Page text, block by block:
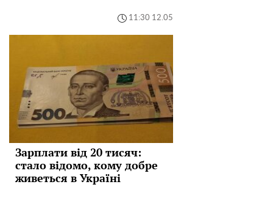
11:30 12.05
Зарплати від 20 тисяч:
стало відомо, кому добре
живеться в Україні